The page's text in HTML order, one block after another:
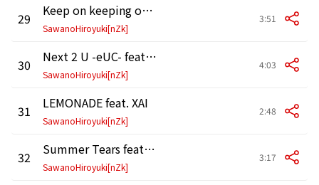
29 Keep on keeping on feat. mizuki
SawanoHiroyuki[nZk]
3:51
30 Next 2 U -eUC- feat. naNami
SawanoHiroyuki[nZk]
4:03
31 LEMONADE feat. XAI
SawanoHiroyuki[nZk]
2:48
32 Summer Tears feat. mica
SawanoHiroyuki[nZk]
3:17